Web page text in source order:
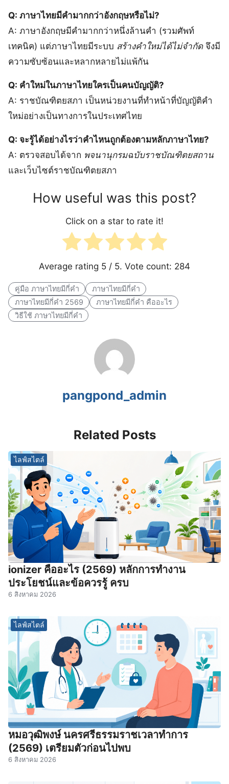
Q: ภาษาไทยมีคำมากกว่าอังกฤษหรือไม่?
A: ภาษาอังกฤษมีคำมากกว่าหนึ่งล้านคำ (รวมศัพท์
เทคนิค) แต่ภาษาไทยมีระบบ สร้างคำใหม่ได้ไม่จำกัดจึงมี
ความซับซ้อนและหลากหลายไม่แพ้กัน
Q: คำใหม่ในภาษาไทยใครเป็นคนบัญญัติ?
A: ราชบัณฑิตยสภา เป็นหน่วยงานที่ทำหน้าที่บัญญัติคำ
ใหม่อย่างเป็นทางการในประเทศไทย
Q: จะรู้ได้อย่างไรว่าคำไหนถูกต้องตามหลักภาษาไทย?
A: ตรวจสอบได้จาก พจนานุกรมฉบับราชบัณฑิตยสถาน
และเว็บไซต์ราชบัณฑิตยสภา
How useful was this post?
Click on a star to rate it!
Average rating 5 / 5. Vote count: 284
คู่มือ ภาษาไทยมีกี่คำ
ภาษาไทยมีกี่คำ
ภาษาไทยมีกี่คำ 2569
ภาษาไทยมีกี่คำ คืออะไร
วิธีใช้ ภาษาไทยมีกี่คำ
pangpond_admin
Related Posts
ไลฟ์สไตล์
ionizer คืออะไร (2569) หลักการทำงาน
ประโยชน์และข้อควรรู้ ครบ
6 สิงหาคม 2026
ไลฟ์สไตล์
หมอวุฒิพงษ์ นครศรีธรรมราชเวลาทําการ
(2569) เตรียมตัวก่อนไปพบ
6 สิงหาคม 2026